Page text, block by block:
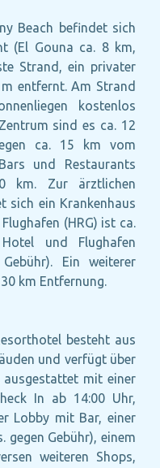
Beach befindet sich
(El Gouna ca. 8 km,
Strand, ein privater
entfernt. Am Strand
kostenlos
sind es ca. 12
ca. 15 km vom
und Restaurants
km. Zur ärztlichen
sich ein Krankenhaus
(HRG) ist ca.
und Flughafen
Ein weiterer
km Entfernung.
besteht aus
und verfügt über
ausgestattet mit einer
In ab 14:00 Uhr,
Lobby mit Bar, einer
gegen Gebühr), einem
weiteren Shops,